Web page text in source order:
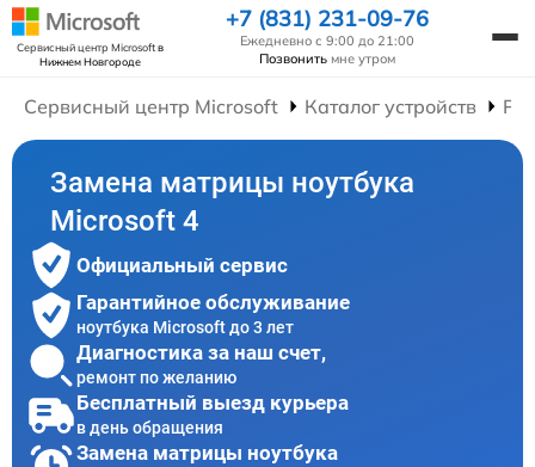
Сервисный центр Microsoftв
Нижнем Новгороде
+7 (831) 231-09-76
Ежедневно с 9:00 до 21:00
Позвонить мне утром
Сервисный центр Microsoft Каталог устройств
Замена матрицы ноутбука
Microsoft 4
Официальный сервис
Гарантийное обслуживание
ноутбука Microsoft до 3 лет
Диагностика за наш счет,
ремонт по желанию
Бесплатный выезд курьера
в день обращения
Замена матрицы ноутбука